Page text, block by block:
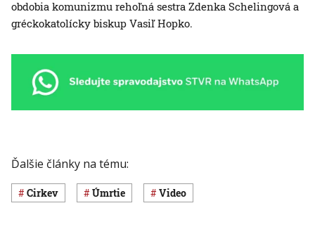
obdobia komunizmu rehoľná sestra Zdenka Schelingová a
gréckokatolícky biskup Vasiľ Hopko.
Ďalšie články na tému:
cirkev úmrtie Video